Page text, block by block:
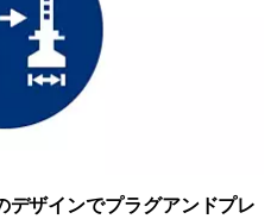
デザインでプラグアンドプレ